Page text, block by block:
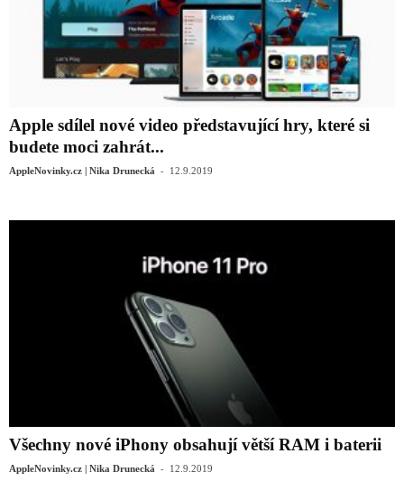
Apple sdílel nové video představující hry, které si
budete moci zahrát...
AppleNovinky.cz | Nika Drunecká - 12.9.2019
Všechny nové iPhony obsahují větší RAM i baterii
AppleNovinky.cz | Nika Drunecká - 12.9.2019